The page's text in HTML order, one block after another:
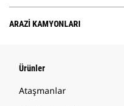
ARAZI KAMYONLARI
Ürünler
Ataşmanlar